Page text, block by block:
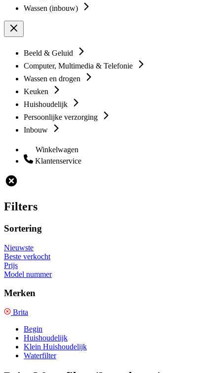
Wassen (inbouw)
Beeld & Geluid
Computer, Multimedia & Telefonie
Wassen en drogen
Keuken
Huishoudelijk
Persoonlijke verzorging
Inbouw
Winkelwagen
Klantenservice
Filters
Sortering
Nieuwste
Beste verkocht
Prijs
Model nummer
Merken
Brita
Begin
Huishoudelijk
Klein Huishoudelijk
Waterfilter